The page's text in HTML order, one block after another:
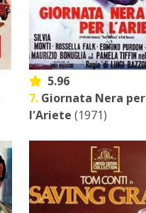
5.96
7. Giornata Nera per
l'Ariete (1971)